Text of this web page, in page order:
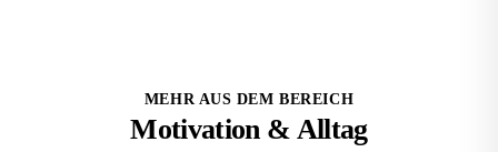
MEHR AUS DEM BEREICH
Motivation & Alltag